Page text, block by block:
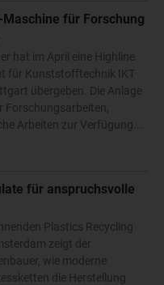
Maschine für Forschung
hat im April eine Highline
für Kunststofftechnik IKT
übergeben. Die Anlage
Arbeiten zur Verfügung.…
für anspruchsvolle
Plastics Recycling
zeigt der
wie moderne
die Herstellung